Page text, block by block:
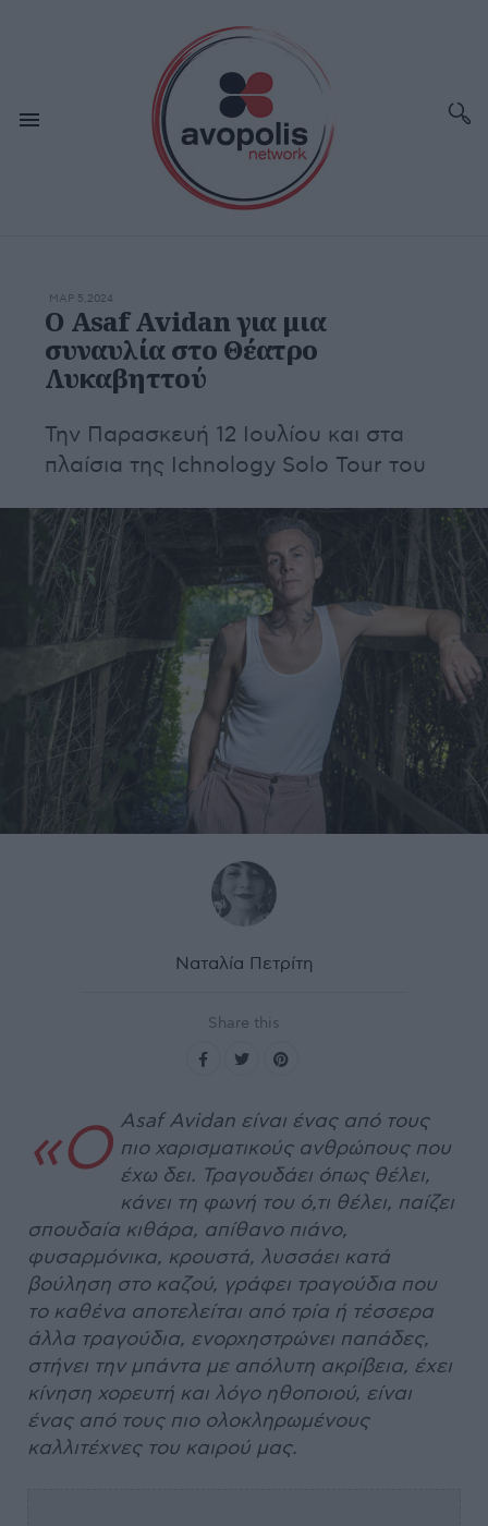
ΜΑΡ 5,2024
O Asaf Avidan για μια
συναυλία στο Θέατρο
Λυκαβηττού
Την Παρασκευή 12 Ιουλίου και στα
πλαίσια της Ichnology Solo Tour του
Ναταλία Πετρίτη
Share this
«O Asaf Avidan είναι ένας από τους
πιο χαρισματικούς ανθρώπους που
έχω δει. Τραγουδάει όπως θέλει,
κάνει τη φωνή του ό,τι θέλει, παίζει
σπουδαία κιθάρα, απίθανο πιάνο,
φυσαρμόνικα, κρουστά, λυσσάει κατά
βούληση στο καζού, γράφει τραγούδια που
το καθένα αποτελείται από τρία ή τέσσερα
άλλα τραγούδια, ενορχηστρώνει παπάδες,
στήνει την μπάντα με απόλυτη ακρίβεια, έχει
κίνηση χορευτή και λόγο ηθοποιού, είναι
ένας από τους πιο ολοκληρωμένους
καλλιτέχνες του καιρού μας.